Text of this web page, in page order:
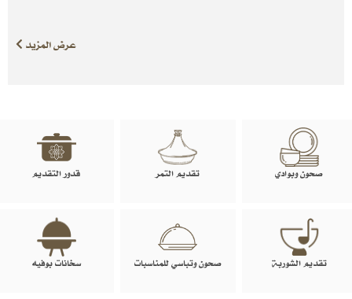
عرض المزيد
صحون وبوادي تقديم التمر قدور التقديم
تقديم الشوربة صحون وتباسي للمناسبات سخانات بوفيه